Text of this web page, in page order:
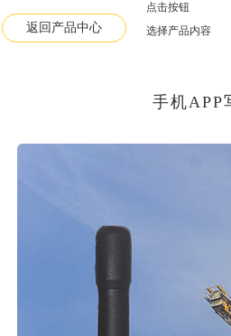
查看所有产品
返回产品中心
点击按钮
选择产品内容
手机APP